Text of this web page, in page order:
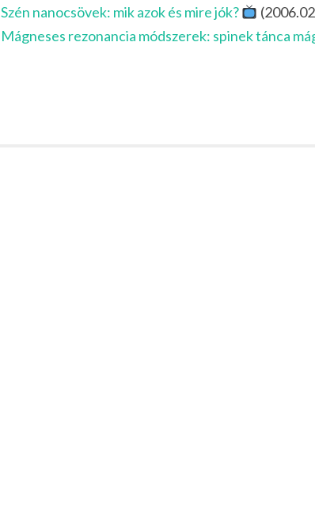
Szén nanocsövek: mik azok és mire jók?
Mágneses rezonancia módszerek: spinek tánca